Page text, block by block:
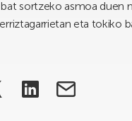
sortzeko asmoa duen
eta tokiko